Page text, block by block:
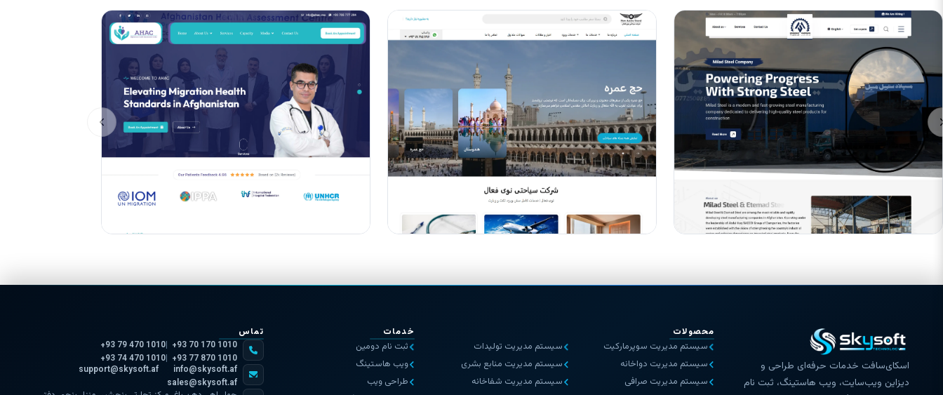
اسکای‌سافت خدمات حرفه‌ای طراحی و
دیزاین ویب‌سایت، ویب هاستینگ، ثبت نام
محصولات
سیستم مدیریت سوپرمارکیت
سیستم مدیریت دواخانه
سیستم مدیریت صرافی
سیستم مدیریت تولیدات
سیستم مدیریت منابع بشری
سیستم مدیریت شفاخانه
خدمات
ثبت نام دومین
ویب هاستینگ
طراحی ویب
تماس
+93 70 170 1010
+93 79 470 1010
+93 77 870 1010
+93 74 470 1010
info@skysoft.af
support@skysoft.af
sales@skysoft.af